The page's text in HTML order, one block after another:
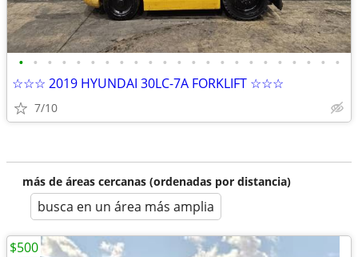
• • • • • • • • • • • • • • • • • • • • • • •
☆☆☆ 2019 HYUNDAI 30LC-7A FORKLIFT ☆☆☆
7/10
más de áreas cercanas (ordenadas por distancia)
busca en un área más amplia
$500